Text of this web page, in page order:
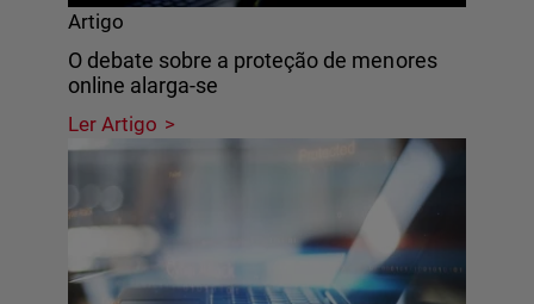
Artigo
O debate sobre a proteção de menores
online alarga-se
Ler Artigo